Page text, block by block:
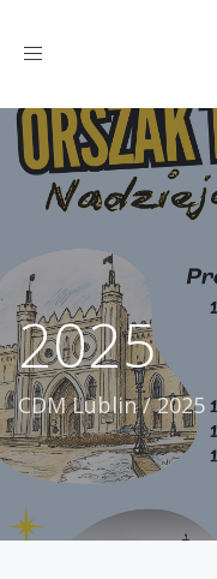
Toggle
2025
CDM Lublin/2025